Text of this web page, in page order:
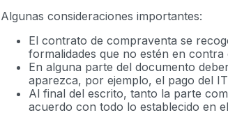
Algunas consideraciones importantes:
El contrato de compraventa se
formalidades que no estén en contra
En alguna parte del documento
aparezca, por ejemplo, el pago del
Al final del escrito, tanto la parte
acuerdo con todo lo establecido en